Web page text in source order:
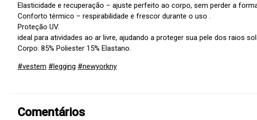
Elasticidade e recuperação – ajuste perfeito ao corpo, sem perder a
Conforto térmico – respirabilidade e frescor durante o uso .
Proteção UV.
ideal para atividades ao ar livre, ajudando a proteger sua pele dos raios
Corpo: 85% Poliester 15% Elastano.
#vestem #legging #newyorkny
Comentários